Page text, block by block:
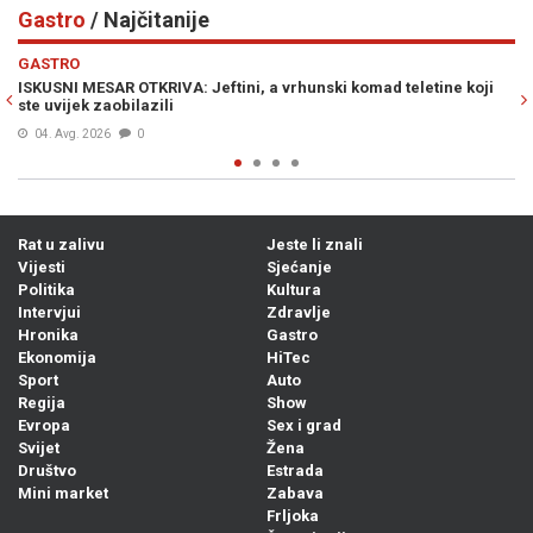
Gastro / Najčitanije
teletine koji
DANAS MOŽE I BEZ MESA: Poklanjamo recept za
laganu musaku od povrća koja je gotova za manje
Rat u zalivu
Vijesti
Politika
Intervjui
Hronika
Ekonomija
Sport
Regija
Evropa
Svijet
Društvo
Mini market
Jeste li znali
Sjećanje
Kultura
Zdravlje
Gastro
HiTec
Auto
Show
Sex i grad
Žena
Estrada
Zabava
Frljoka